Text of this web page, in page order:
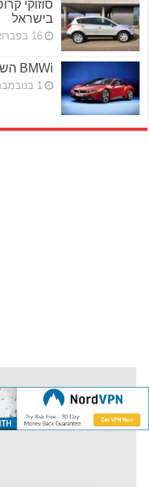
בישראל
16 בפברואר 2017
BMWi השקת הכוח של המחר
1 בנובמבר 2016